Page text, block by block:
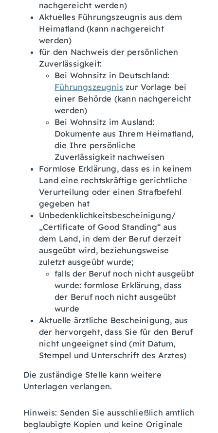
nachgereicht werden)
Aktuelles Führungszeugnis aus dem
Heimatland (kann nachgereicht
werden)
für den Nachweis der persönlichen
Zuverlässigkeit:
Bei Wohnsitz in Deutschland:
Führungszeugnis zur Vorlage bei
einer Behörde (kann nachgereicht
werden)
Bei Wohnsitz im Ausland:
Dokumente aus Ihrem Heimatland,
die Ihre persönliche
Zuverlässigkeit nachweisen
Formlose Erklärung, dass es in keinem
Land eine rechtskräftige gerichtliche
Verurteilung oder einen Strafbefehl
gegeben hat
Unbedenklichkeitsbescheinigung/
„Certificate of Good Standing“ aus
dem Land, in dem der Beruf derzeit
ausgeübt wird, beziehungsweise
zuletzt ausgeübt wurde;
falls der Beruf noch nicht ausgeübt
wurde: formlose Erklärung, dass
der Beruf noch nicht ausgeübt
wurde
Aktuelle ärztliche Bescheinigung, aus
der hervorgeht, dass Sie für den Beruf
nicht ungeeignet sind (mit Datum,
Stempel und Unterschrift des Arztes)
Die zuständige Stelle kann weitere
Unterlagen verlangen.
Hinweis: Senden Sie ausschließlich amtlich
beglaubigte Kopien und keine Originale